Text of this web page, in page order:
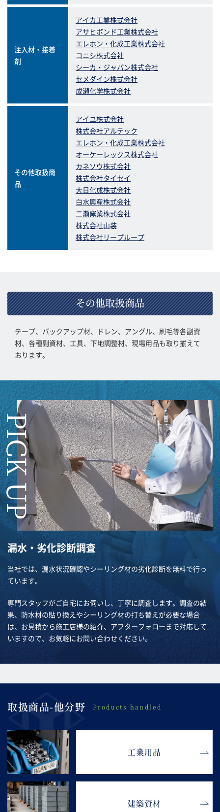
注入材・接着
剤
アイカ工業株式会社
アサヒボンド工業株式会社
エレホン・化成工業株式会社
コニシ株式会社
シーカ・ジャパン株式会社
セメダイン株式会社
成瀬化学株式会社
その他取扱商
品
アイユ株式会社
株式会社アルテック
エレホン・化成工業株式会社
オーケーレックス株式会社
カネソウ株式会社
株式会社タイセイ
大日化成株式会社
白水興産株式会社
二瀬窯業株式会社
株式会社山装
株式会社リープループ
その他取扱商品
テープ、バックアップ材、ドレン、アングル、刷毛等各副資
材、各種副資材、工具、下地調整材、現場用品も取り揃えて
おります。
漏水・劣化診断調査
当社では、漏水状況確認やシーリング材の劣化診断を無料で行っ
ています。
専門スタッフがご自宅にお伺いし、丁寧に調査します。調査の結
果、防水材の貼り換えやシーリング材の打ち替えが必要な場合
は、お見積から施工店様の紹介、アフターフォローまで対応して
いますので、お気軽にお問い合わせください。
取扱商品-他分野 Products handled
工業用品
建築資材